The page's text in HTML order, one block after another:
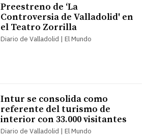
Preestreno de ‘La
Controversia de Valladolid' en
el Teatro Zorrilla
Diario de Valladolid | El Mundo
Intur se consolida como
referente del turismo de
interior con 33.000 visitantes
Diario de Valladolid | El Mundo